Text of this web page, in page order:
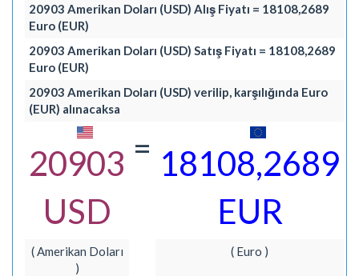
20903 Amerikan Doları (USD) Alış Fiyatı = 18108,2689
Euro (EUR)
20903 Amerikan Doları (USD) Satış Fiyatı = 18108,2689
Euro (EUR)
20903 Amerikan Doları (USD) verilip, karşılığında Euro
(EUR) alınacaksa
20903
USD
= 18108,2689
EUR
( Amerikan Doları
)
( Euro )